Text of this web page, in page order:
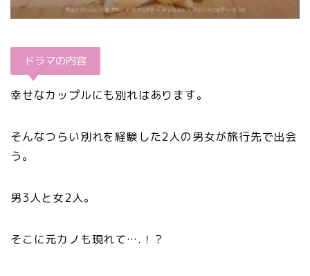
ドラマの内容
幸せなカップルにも別れはあります。
そんなつらい別れを経験した2人の男女が旅行先で出会
う。
男3人と女2人。
そこに元カノも現れて….！？